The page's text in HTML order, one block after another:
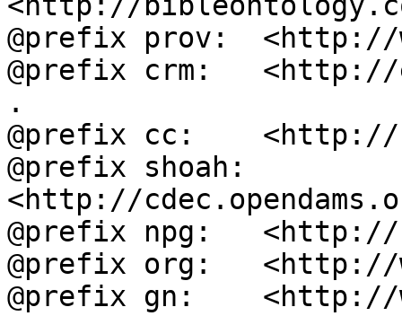
@prefix prov:  <http://
@prefix crm:   <http://
.
@prefix cc:    <http://
@prefix shoah:
<http://
@prefix npg:   <http://
@prefix org:   <http://
@prefix gn:    <http://